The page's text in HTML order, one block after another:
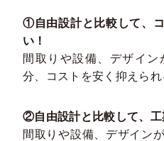
①自由設計と比較して、
い！
間取りや設備、デザイ
分、コストを安く抑えら
②自由設計と比較して、工
間取りや設備、デザイン